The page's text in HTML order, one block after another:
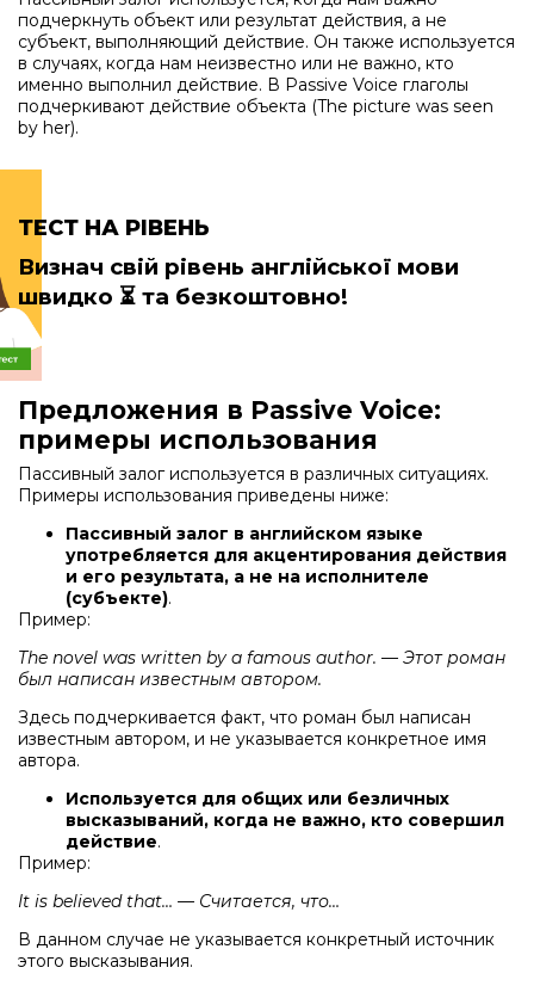
подчеркнуть объект или результат действия, а не
субъект, выполняющий действие. Он также используется
в случаях, когда нам неизвестно или не важно, кто
именно выполнил действие. В Passive Voice глаголы
подчеркивают действие объекта (The picture was seen
by her).
ТЕСТ НА РІВЕНЬ
Визнач свій рівень англійської мови
швидко ⏳ та безкоштовно!
Предложения в Passive Voice:
примеры использования
Пассивный залог используется в различных ситуациях.
Примеры использования приведены ниже:
Пассивный залог в английском языке
употребляется для акцентирования действия
и его результата, а не на исполнителе
(субъекте).
Пример:
The novel was written by a famous author. — Этот роман
был написан известным автором.
Здесь подчеркивается факт, что роман был написан
известным автором, и не указывается конкретное имя
автора.
Используется для общих или безличных
высказываний, когда не важно, кто совершил
действие.
Пример:
It is believed that… — Считается, что…
В данном случае не указывается конкретный источник
этого высказывания.